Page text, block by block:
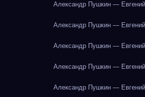
Александр Пушкин —
Александр Пушкин —
Александр Пушкин —
Александр Пушкин —
Александр Пушкин —